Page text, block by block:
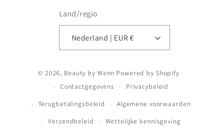
Land/regio
Nederland | EUR €
© 2026, Beauty by Wenn Powered by Shopify
Contactgegevens
Privacybeleid
Terugbetalingsbeleid
Algemene voorwaarden
Verzendbeleid
Wettelijke kennisgeving